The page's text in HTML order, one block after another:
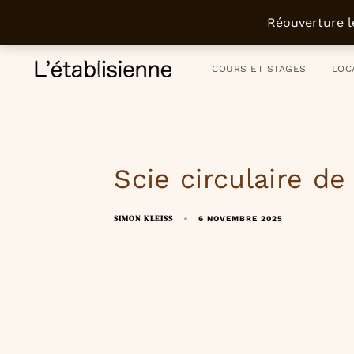
Réouverture
Atelier parisien depuis 2011 - Artisanat du meuble et de l’objet -
COURS ET STAGES
Scie circulaire de
SIMON KLEISS 6 NOVEMBRE 2025